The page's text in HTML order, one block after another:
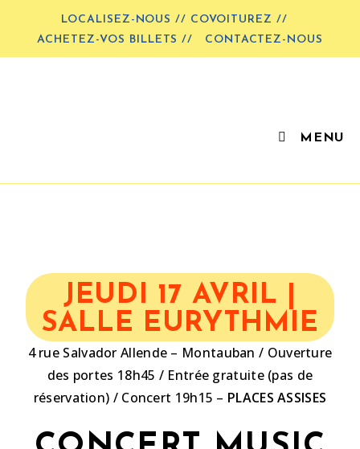
LOCALISEZ-NOUS // COVOITUREZ //
ACHETEZ-VOS BILLETS //
CONTACTEZ-NOUS
MENU
JEUDI 17 AVRIL |
SALLE EURYTHMIE
4 rue Salvador Allende – Montauban / Ouverture
des portes 18h45 / Entrée gratuite (pas de
réservation) / Concert 19h15 – PLACES ASSISES